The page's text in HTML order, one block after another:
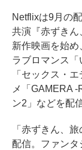
Netflixは9月の
共演『赤ずき
新作映画を始
ラブロマンス
「セックス・
メ「GAMERA
ン2」などを配
「赤ずきん、
配信。ファンタ